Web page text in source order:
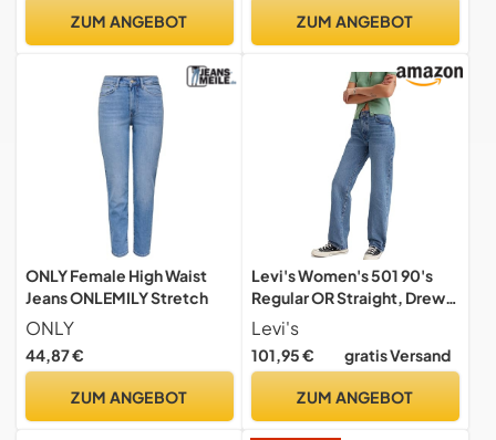
ZUM ANGEBOT ZUM ANGEBOT
ONLY Female High Waist
Jeans ONLEMILY Stretch
ONLY
44,87 €
ZUM ANGEBOT
Levi's Women's 501 90's
Regular OR Straight, Drew
Me In, 29W / 34L
Levi's
101,95 € gratis Versand
ZUM ANGEBOT